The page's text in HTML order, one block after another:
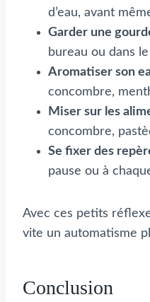
d’eau, avant
Garder une
bureau ou dans le
Aromatiser son
concombre,
Miser sur les
concombre,
Se fixer des
pause ou à
Avec ces petits
vite un automatisme
Conclusion